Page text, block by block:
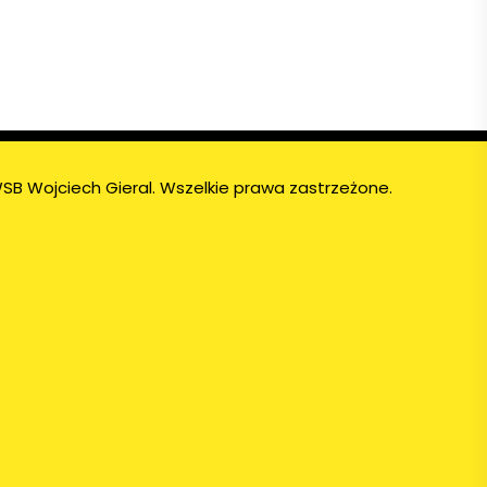
Wojciech Gieral. Wszelkie prawa zastrzeżone.